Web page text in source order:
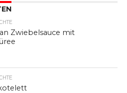
Zwiebelsauce mit